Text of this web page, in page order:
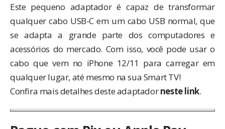
Este pequeno adaptador é capaz de transformar
qualquer cabo USB-C em um cabo USB normal, que
se adapta a grande parte dos computadores e
acessórios do mercado. Com isso, você pode usar o
cabo que vem no iPhone 12/11 para carregar em
qualquer lugar, até mesmo na sua Smart TV!
Confira mais detalhes deste adaptadorneste link.